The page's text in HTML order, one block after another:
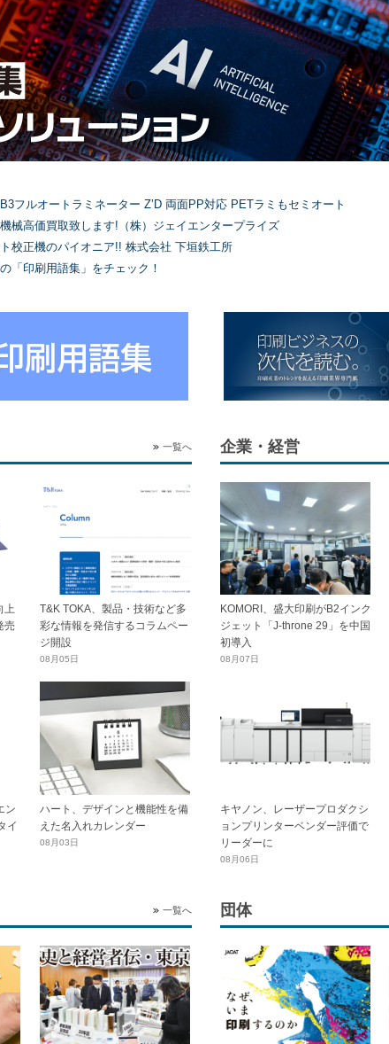
フルオートラミネーター Z’D 両面PP対応 PETラミもセミオート
械高価買取致します!（株）ジェイエンタープライズ
校正機のパイオニア!! 株式会社 下垣鉄工所
「印刷用語集」をチェック！
一覧へ
上
売
T&K TOKA、製品・技術など多
彩な情報を発信するコラムペー
ジ開設
08月05日
ン
イ
ハート、デザインと機能性を備
えた名入れカレンダー
08月03日
企業・経営
KOMORI、盛大印刷がB2インク
ジェット「J-throne 29」を中国
初導入
08月07日
キヤノン、レーザープロダクシ
ョンプリンターベンダー評価で
リーダーに
08月06日
一覧へ 団体